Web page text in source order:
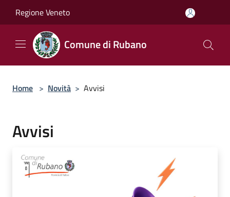
Regione Veneto
Comune di Rubano
Home > Novità > Avvisi
Avvisi